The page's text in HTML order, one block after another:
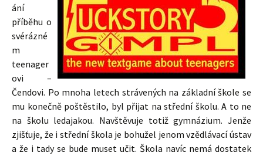
ání
příběhu o
svérázné
m
teenager
ovi –
Čendovi. Po mnoha letech strávených na základní škole se
mu konečně poštěstilo, byl přijat na střední školu. A to ne
na školu ledajakou. Navštěvuje totiž gymnázium. Jenže
zjišťuje, že i střední škola je bohužel jenom vzědlávací ústav
a že i tady se bude muset učit. Škola navíc nemá dostatek